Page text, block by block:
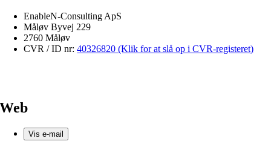
EnableN-Consulting ApS
Måløv Byvej 229
2760 Måløv
CVR / ID nr:40326820 (Klik for at slå op i CVR-registeret)
Web
Vis e-mail